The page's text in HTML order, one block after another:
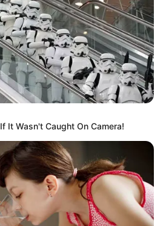
los electrodomésticospara
cuando se reanude el servicio
de alimentos o demás artículos
barrios de Bogotá
30 de agosto
BOGOTÁ EN GOOGLE NEWS
It Wasn't Caught On Camera!